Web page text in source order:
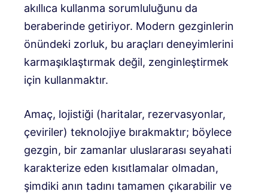
akıllıca kullanma sorumluluğunu da
beraberinde getiriyor. Modern gezginlerin
önündeki zorluk, bu araçları deneyimlerini
karmaşıklaştırmak değil, zenginleştirmek
için kullanmaktır.
Amaç, lojistiği (haritalar, rezervasyonlar,
çeviriler) teknolojiye bırakmaktır; böylece
gezgin, bir zamanlar uluslararası seyahati
karakterize eden kısıtlamalar olmadan,
şimdiki anın tadını tamamen çıkarabilir ve